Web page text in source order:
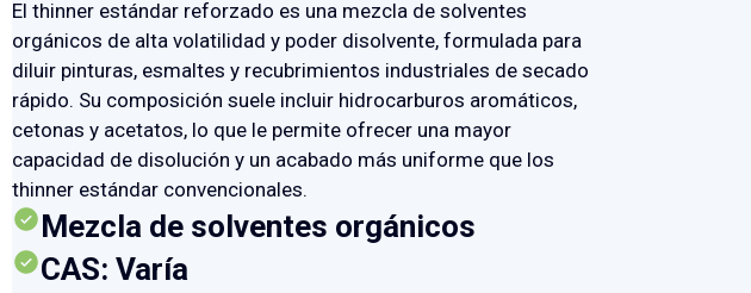
El thinner estándar reforzado es una mezcla de solventes
orgánicos de alta volatilidad y poder disolvente, formulada para
diluir pinturas, esmaltes y recubrimientos industriales de secado
rápido. Su composición suele incluir hidrocarburos aromáticos,
cetonas y acetatos, lo que le permite ofrecer una mayor
capacidad de disolución y un acabado más uniforme que los
thinner estándar convencionales.
Mezcla de solventes orgánicos
CAS: Varía